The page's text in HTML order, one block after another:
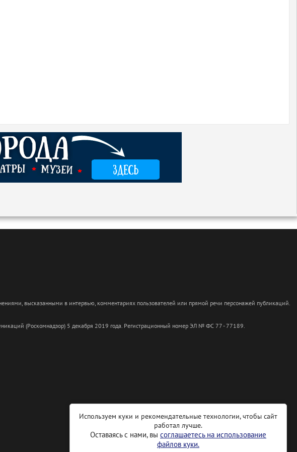
высказанными в интервью, комментариях пользователей или прямой речи персонажей публикаций.
(Роскомнадзор) 5 декабря 2019 года. Регистрационный номер ЭЛ № ФС 77 - 77189.
Используем куки и рекомендательные технологии, чтобы сайт
работал лучше.
Оставаясь с нами, вы соглашаетесь на использование
файлов куки.